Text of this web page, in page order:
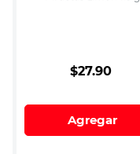
$27.90
Agregar